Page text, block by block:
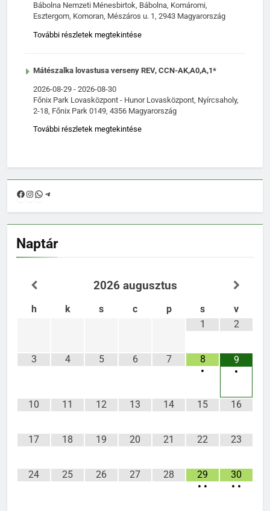
Bábolna Nemzeti Ménesbirtok, Bábolna, Komáromi,
Esztergom, Komoran, Mészáros u. 1, 2943 Magyarország
További részletek megtekintése
Mátészalka lovastusa verseny REV, CCN-AK,A0,A,1*
2026-08-29 - 2026-08-30
Főnix Park Lovasközpont - Hunor Lovasközpont, Nyírcsaholy,
2-18, Főnix Park 0149, 4356 Magyarország
További részletek megtekintése
Facebook
Instagram
WhatsApp
Naptár
2026 augusztus
h k s c p s
v
1
2
3 4 5 6 7
8
•
9
•
10 11 12 13 14 15 16
17 18 19 20 21 22 23
24 25 26 27 28
29
• •
30
• •